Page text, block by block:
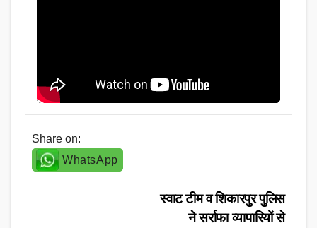
Share on:
WhatsApp
स्वाट टीम व शिकारपुर पुलिस
ने सर्राफा व्यापारियों से